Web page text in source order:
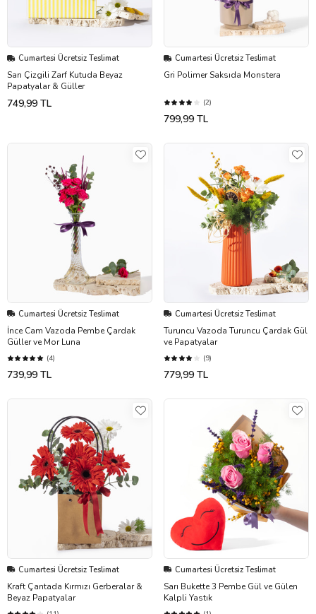
Cumartesi Ücretsiz Teslimat
Sarı Çizgili Zarf Kutuda Beyaz
Papatyalar & Güller
749,99 TL
Cumartesi Ücretsiz Teslimat
Gri Polimer Saksıda Monstera
(2)
799,99 TL
Cumartesi Ücretsiz Teslimat
İnce Cam Vazoda Pembe Çardak
Güller ve Mor Luna
(4)
739,99 TL
Cumartesi Ücretsiz Teslimat
Turuncu Vazoda Turuncu Çardak Gül
ve Papatyalar
(9)
779,99 TL
Cumartesi Ücretsiz Teslimat
Kraft Çantada Kırmızı Gerberalar &
Beyaz Papatyalar
Cumartesi Ücretsiz Teslimat
Sarı Bukette 3 Pembe Gül ve Gülen
Kalpli Yastık